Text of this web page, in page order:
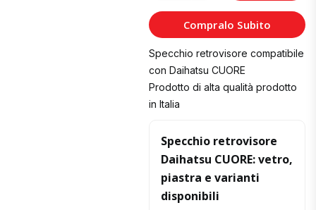
al
Carrello
Compralo Subito
Specchio retrovisore compatibile
con Daihatsu CUORE
Prodotto di alta qualità prodotto
in Italia
Specchio retrovisore
Daihatsu CUORE: vetro,
piastra e varianti
disponibili